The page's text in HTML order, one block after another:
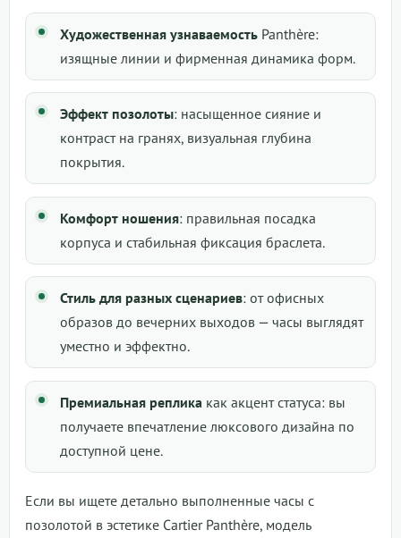
Художественная узнаваемость Panthère:
изящные линии и фирменная динамика форм.
Эффект позолоты: насыщенное сияние и
контраст на гранях, визуальная глубина
покрытия.
Комфорт ношения: правильная посадка
корпуса и стабильная фиксация браслета.
Стиль для разных сценариев: от офисных
образов до вечерних выходов — часы выглядят
уместно и эффектно.
Премиальная реплика как акцент статуса: вы
получаете впечатление люксового дизайна по
доступной цене.
Если вы ищете детально выполненные часы с
позолотой в эстетике Cartier Panthère, модель